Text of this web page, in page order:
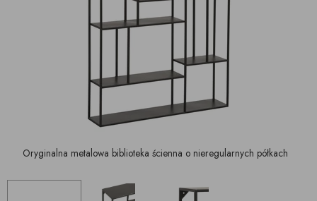
Oryginalna metalowa biblioteka ścienna o nieregularnych półkach